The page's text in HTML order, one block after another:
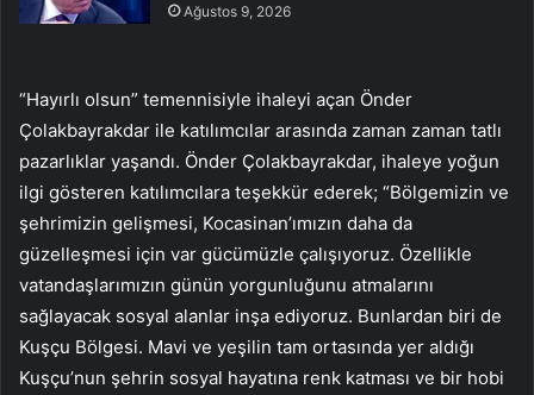
Ağustos 9, 2026
“Hayırlı olsun” temennisiyle ihaleyi açan Önder
Çolakbayrakdar ile katılımcılar arasında zaman zaman tatlı
pazarlıklar yaşandı. Önder Çolakbayrakdar, ihaleye yoğun
ilgi gösteren katılımcılara teşekkür ederek; “Bölgemizin ve
şehrimizin gelişmesi, Kocasinan’ımızın daha da
güzelleşmesi için var gücümüzle çalışıyoruz. Özellikle
vatandaşlarımızın günün yorgunluğunu atmalarını
sağlayacak sosyal alanlar inşa ediyoruz. Bunlardan biri de
Kuşçu Bölgesi. Mavi ve yeşilin tam ortasında yer aldığı
Kuşçu’nun şehrin sosyal hayatına renk katması ve bir hobi